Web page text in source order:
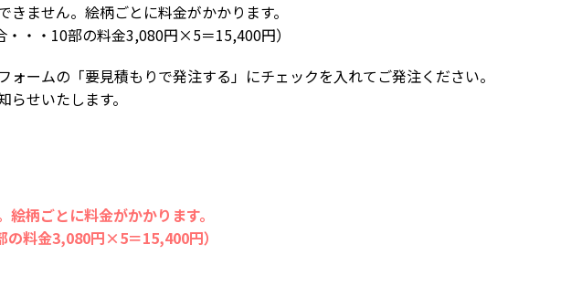
ません。絵柄ごとに料金がかかります。
・・・10部の料金3,080円×5＝15,400円）
ームの「要見積もりで発注する」にチェックを入れてご発注ください。
せいたします。
柄ごとに料金がかかります。
の料金3,080円×5＝15,400円）